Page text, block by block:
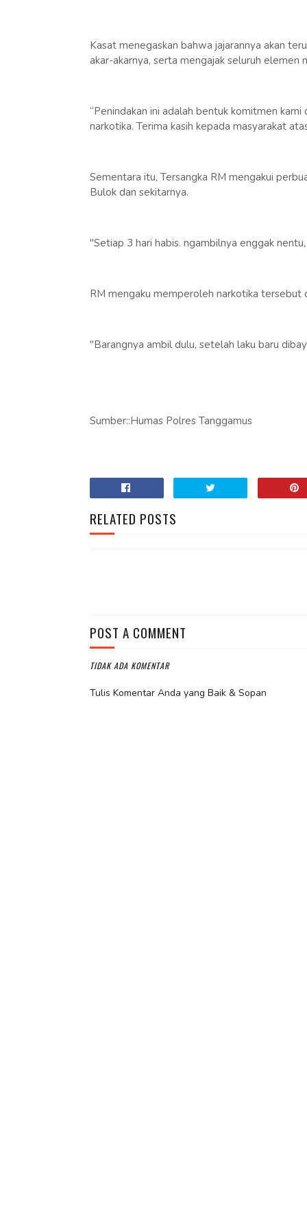
Kasat menegaskan bahwa jajarannya akan
akar-akarnya, serta mengajak seluruh
“Penindakan ini adalah bentuk komitmen
narkotika. Terima kasih kepada masyarakat
Sementara itu, Tersangka RM mengakui
Bulok dan sekitarnya.
"Setiap 3 hari habis. ngambilnya enggak
RM mengaku memperoleh narkotika tersebut
"Barangnya ambil dulu, setelah laku baru
Sumber::Humas Polres Tanggamus
RELATED POSTS
POST A COMMENT
TIDAK ADA KOMENTAR
Tulis Komentar Anda yang Baik & Sopan